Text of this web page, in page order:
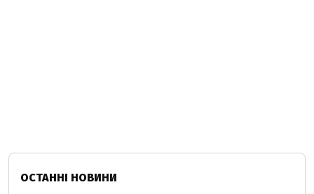
ОСТАННІ НОВИНИ